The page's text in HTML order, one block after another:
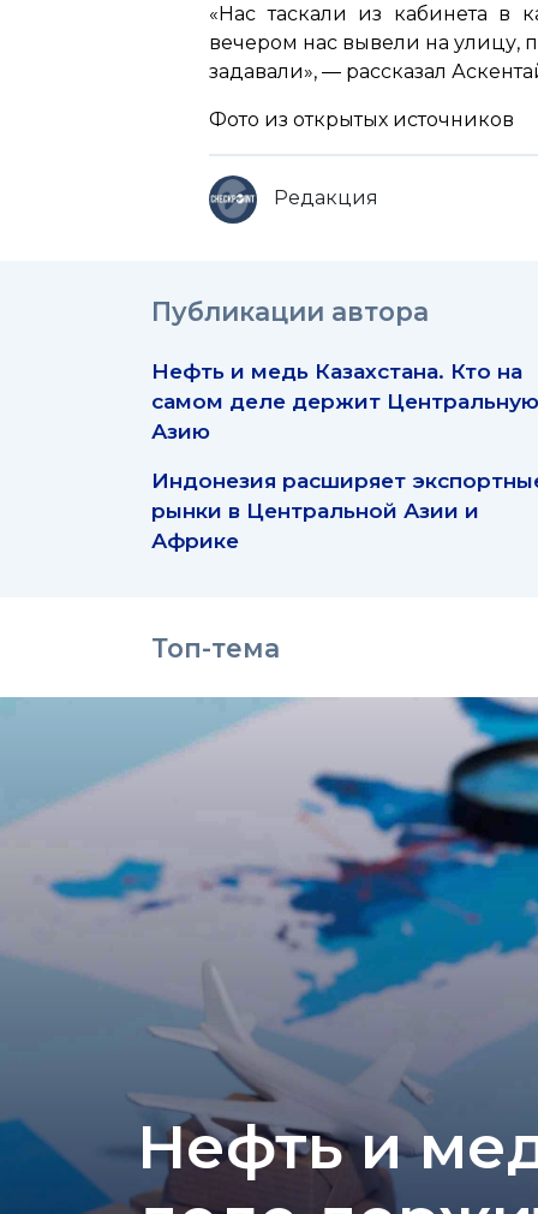
«Нас таскали из кабинета в
вечером нас вывели на улицу,
задавали», ― рассказал
Фото из открытых источников
Редакция
Публикации автора
Нефть и медь Казахстана. Кто на
самом деле держит Центральную
Азию
Индонезия расширяет
рынки в Центральной Азии и
Африке
Топ-тема
Нефть и